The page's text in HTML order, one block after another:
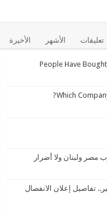
الأخيرة الأشهر تعليقات
Which
ولبنان ولا أضرار
تفاصيل إعلان الانفصال